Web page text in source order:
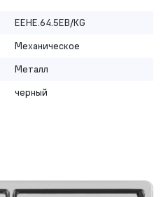
EEHE.64.5EB/KG
Механическое
Металл
черный